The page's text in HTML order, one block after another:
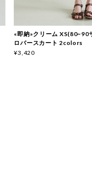
«即納»クリーム
ロバースカート 2colors
¥3,420